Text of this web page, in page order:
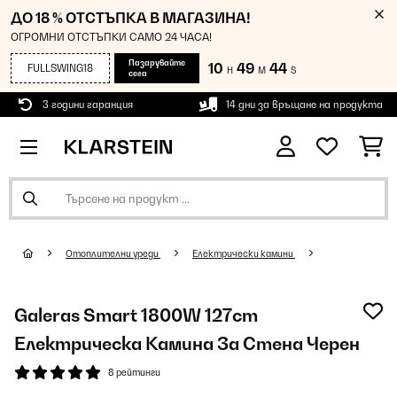
ДО 18 % ОТСТЪПКА В МАГАЗИНА!
ОГРОМНИ ОТСТЪПКИ САМО 24 ЧАСА!
FULLSWING18
Пазарувайте
сега
10 H 49 M 44 S
3 години гаранция 14 дни за връщане на продукта
Oтоплителни уреди Електрически камини
Galeras Smart 1800W 127cm
Електрическа Камина За Стена Черен
8 рейтинги